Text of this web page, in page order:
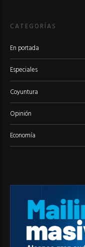
CATEGORÍAS
En portada
Especiales
Coyuntura
Opinión
Economía